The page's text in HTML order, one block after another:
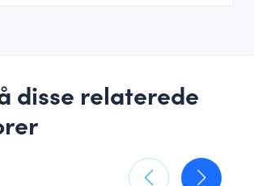
disse relaterede